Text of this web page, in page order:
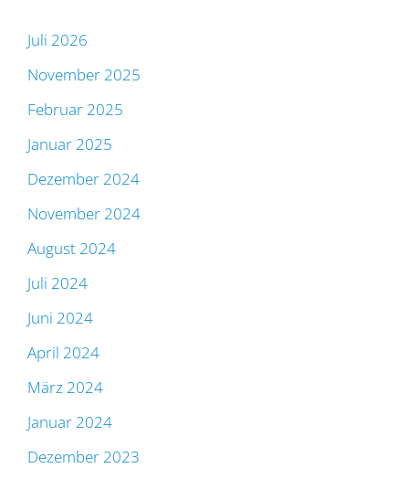
Juli 2026
November 2025
Februar 2025
Januar 2025
Dezember 2024
November 2024
August 2024
Juli 2024
Juni 2024
April 2024
März 2024
Januar 2024
Dezember 2023